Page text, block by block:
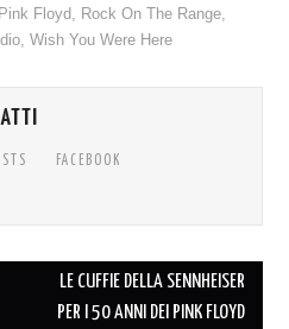
Pink Floyd, Rock On The Range,
,Wish You Were Here
FACEBOOK
LE CUFFIE DELLA SENNHEISER
PER I 50 ANNI DEI PINK FLOYD